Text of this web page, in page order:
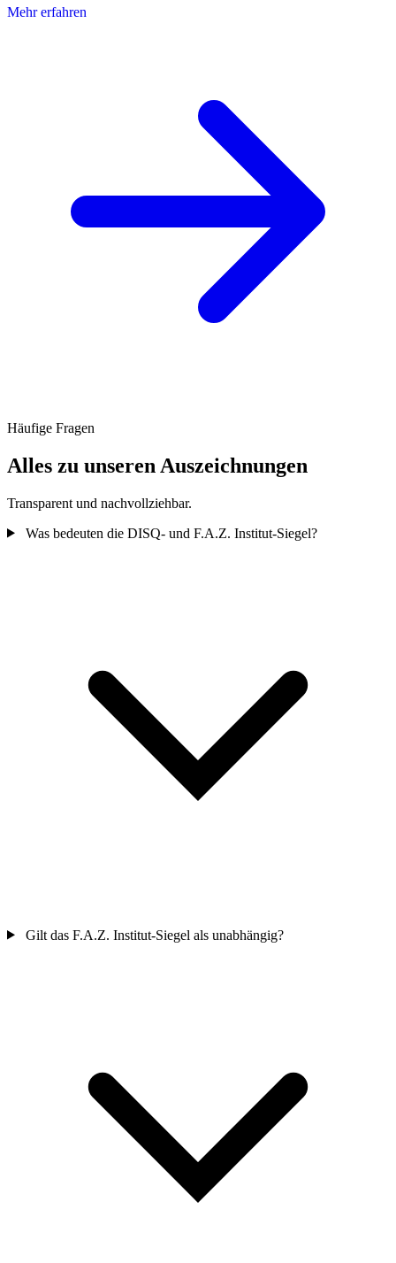
Mehr erfahren
Häufige Fragen
Alles zu unseren Auszeichnungen
Transparent und nachvollziehbar.
Was bedeuten die DISQ- und F.A.Z. Institut-Siegel?
Gilt das F.A.Z. Institut-Siegel als unabhängig?